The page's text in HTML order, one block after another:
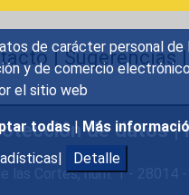
de carácter personal
y de comercio
el sitio web
todas | Más
Detalle
|Sugerencias
de datos|
las Cortes, núm. 1 - 28014 -